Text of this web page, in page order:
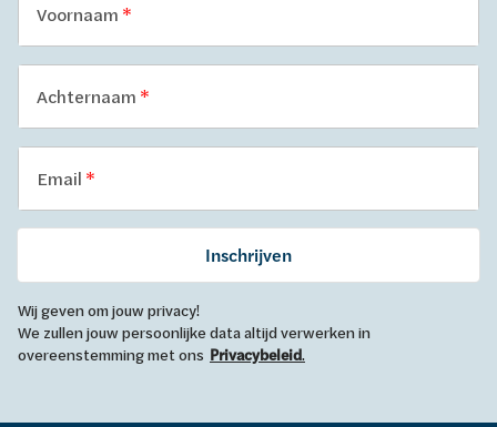
Voornaam
Achternaam
Email
Inschrijven
Wij geven om jouw privacy!
We zullen jouw persoonlijke data altijd verwerken in
overeenstemming met ons Privacybeleid.